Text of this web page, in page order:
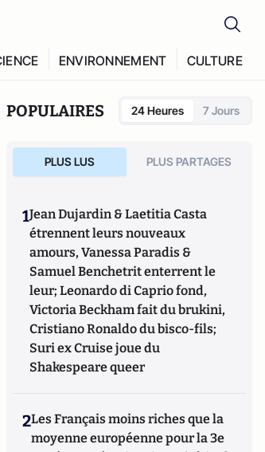
ENVIRONNEMENT CULTURE
POPULAIRES 24 Heures 7 Jours
PLUS LUS PLUS PARTAGES
1Jean Dujardin & Laetitia Casta
étrennent leurs nouveaux
amours, Vanessa Paradis &
Samuel Benchetrit enterrent le
leur; Leonardo di Caprio fond,
Victoria Beckham fait du brukini,
Cristiano Ronaldo du bisco-fils;
Suri ex Cruise joue du
Shakespeare queer
2Les Français moins riches que la
moyenne européenne pour la 3e